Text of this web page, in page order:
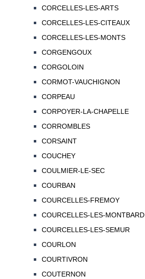
CORCELLES-LES-ARTS
CORCELLES-LES-CITEAUX
CORCELLES-LES-MONTS
CORGENGOUX
CORGOLOIN
CORMOT-VAUCHIGNON
CORPEAU
CORPOYER-LA-CHAPELLE
CORROMBLES
CORSAINT
COUCHEY
COULMIER-LE-SEC
COURBAN
COURCELLES-FREMOY
COURCELLES-LES-MONTBARD
COURCELLES-LES-SEMUR
COURLON
COURTIVRON
COUTERNON